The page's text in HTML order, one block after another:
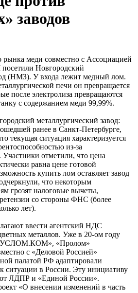
заводов
рынка меди совместно с Ассоциацией
Новгородский
(НМЗ). У входа лежит медный лом.
печи он превращается
после электролиза превращаются
с содержанием меди 99,99%.
металлургический завод:
ранее в Санкт-Петербурге,
текущая ситуация характеризуется
из-за
отметили, что цена
равна цене готовой
купить лом оставляет завод
что некоторым
грозят налоговые вычеты,
со стороны ФНС (более
лет).
ввести агентский НДС
металлов. Уже в 20-ом году
«Пролом»
с «Деловой Россией»
палатой РФ адаптировали
ситуации в России. Эту инициативу
ЛДПР и «Единой России».
«О внесении изменений в часть